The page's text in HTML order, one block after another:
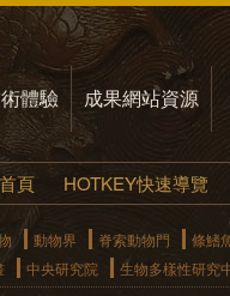
體驗 成果網站資源
頁 HOTKEY快速導覽
動物界 脊索動物門
條鰭
中央研究院 生物多樣性研究